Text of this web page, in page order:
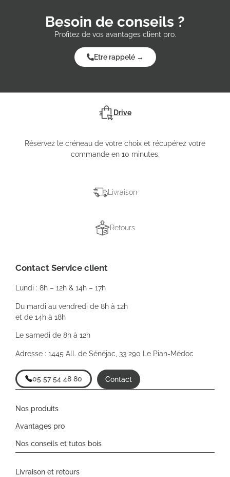
Besoin de conseils ?
Profitez de vos avantages client pro.
Etre rappelé →
Drive
Livraison
Retours
Réservez le créneau de votre choix et récupérez votre
commande en 10 minutes.
Contact Service client
Lundi : 8h – 12h & 14h – 17h
Du mardi au vendredi de 8h à 12h
et de 14h à 18h
Le samedi de 8h à 12h
Adresse : 1445 All. de Sénéjac, 33 290 Le Pian-Médoc
05 57 54 48 80 Contact
Nos produits
Avantages pro
Nos conseils et tutos bois
Livraison et retours